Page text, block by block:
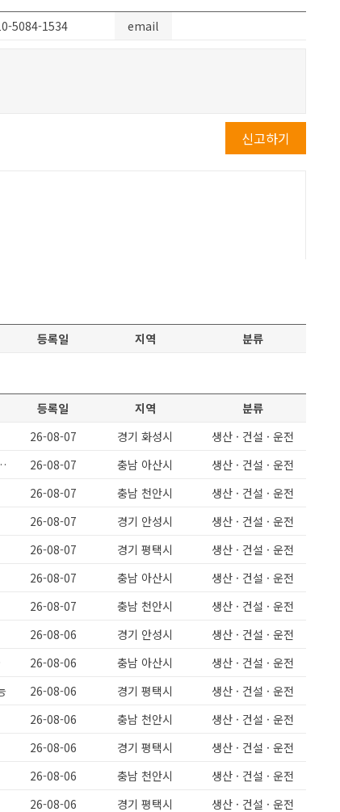
5084-1534 email
신고하기
등록일 지역 분류
등록일 지역
분류
26-08-07 경기 화성시
생산 · 건설 · 운전
력무관/ 정규직전환가능 26-08-07 충남 아산시
생산 · 건설 · 운전
26-08-07 충남 천안시
생산 · 건설 · 운전
26-08-07 경기 안성시
생산 · 건설 · 운전
26-08-07 경기 평택시
생산 · 건설 · 운전
26-08-07 충남 아산시
생산 · 건설 · 운전
26-08-07 충남 천안시
생산 · 건설 · 운전
26-08-06 경기 안성시
생산 · 건설 · 운전
26-08-06 충남 아산시
생산 · 건설 · 운전
26-08-06 경기 평택시
생산 · 건설 · 운전
26-08-06 충남 천안시
생산 · 건설 · 운전
26-08-06 경기 평택시
생산 · 건설 · 운전
26-08-06 충남 천안시
생산 · 건설 · 운전
26-08-06 경기 평택시 생산 · 건설 · 운전